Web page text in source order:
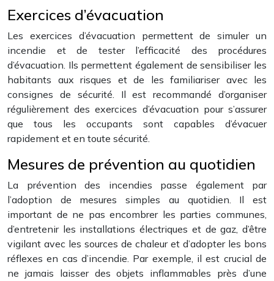
Exercices d’évacuation
Les exercices d’évacuation permettent de simuler un
incendie et de tester l’efficacité des procédures
d’évacuation. Ils permettent également de sensibiliser les
habitants aux risques et de les familiariser avec les
consignes de sécurité. Il est recommandé d’organiser
régulièrement des exercices d’évacuation pour s’assurer
que tous les occupants sont capables d’évacuer
rapidement et en toute sécurité.
Mesures de prévention au quotidien
La prévention des incendies passe également par
l’adoption de mesures simples au quotidien. Il est
important de ne pas encombrer les parties communes,
d’entretenir les installations électriques et de gaz, d’être
vigilant avec les sources de chaleur et d’adopter les bons
réflexes en cas d’incendie. Par exemple, il est crucial de
ne jamais laisser des objets inflammables près d’une